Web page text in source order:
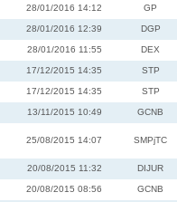
28/01/2016 14:12 GP
28/01/2016 12:39 DGP
28/01/2016 11:55 DEX
17/12/2015 14:35 STP
17/12/2015 14:35 STP
13/11/2015 10:49 GCNB
25/08/2015 14:07 SMPjTC
20/08/2015 11:32 DIJUR
20/08/2015 08:56 GCNB